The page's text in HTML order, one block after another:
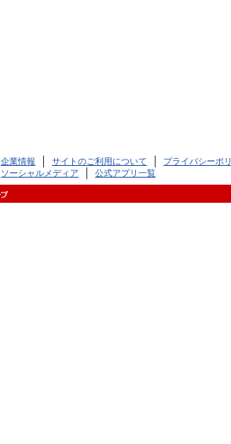
企業情報 サイトのご利用について
プライバシーポ
ソーシャルメディア
公式アプリ一覧